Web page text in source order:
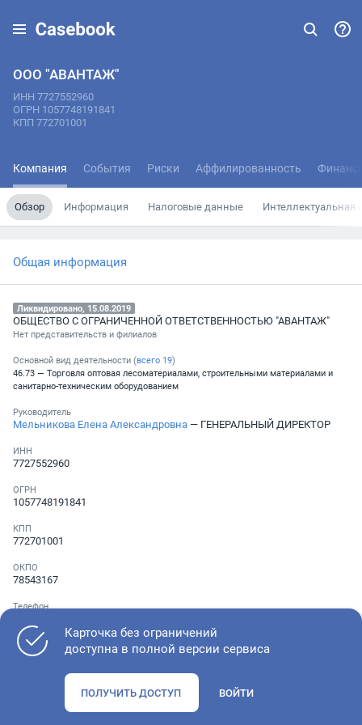
ООО "АВАНТАЖ"
ИНН 7727552960
ОГРН 1057748191841
КПП 772701001
Компания События Риски Аффилированность
Обзор Информация Налоговые данные Интеллектуальная
Общая информация
Ликвидировано, 15.08.2019
ОБЩЕСТВО С ОГРАНИЧЕННОЙ ОТВЕТСТВЕННОСТЬЮ "АВАНТАЖ"
Нет представительств и филиалов
Основной вид деятельности (всего 19)
46.73 — Торговля оптовая лесоматериалами, строительными материалами и
санитарно-техническим оборудованием
Руководитель
Мельникова Елена Александровна — ГЕНЕРАЛЬНЫЙ ДИРЕКТОР
ИНН
7727552960
ОГРН
1057748191841
КПП
772701001
ОКПО
78543167
Телефон
Как оценить состояние компании
Карточка без ограничений
доступна в полной версии сервиса
ПОЛУЧИТЬ ДОСТУП ВОЙТИ